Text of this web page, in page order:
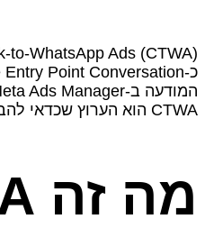
CTWA הוא הערוץ שכדאי להבין לפני שאר הערוצים.
מה זה CTWA